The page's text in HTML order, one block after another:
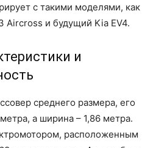
с такими моделями, как
Aircross и будущий Kia EV4.
и
среднего размера, его
а ширина – 1,86 метра.
расположенным